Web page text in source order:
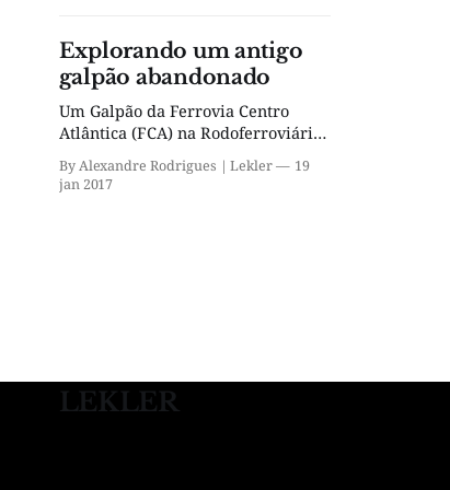
Explorando um antigo
galpão abandonado
Um Galpão da Ferrovia Centro
Atlântica (FCA) na Rodoferroviária
um porto seco para armazenar
quase tudo que vinha pela ferrovia.
By Alexandre Rodrigues | Lekler
19
jan 2017
LEKLER